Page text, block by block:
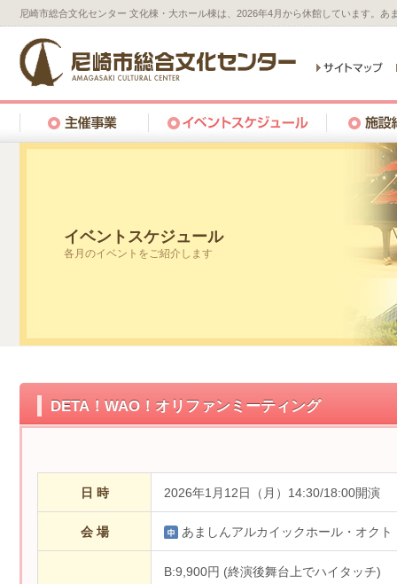
尼崎市総合文化センター 文化棟・大ホール棟は、2026年4月から休館しています。
イベントスケジュール
各月のイベントをご紹介します
DETA！WAO！オリファンミーティング
日 時 2026年1月12日（月）14:30/18:00開演
会 場 あましんアルカイックホール・オクト
B:9,900円 (終演後舞台上でハイタッチ)